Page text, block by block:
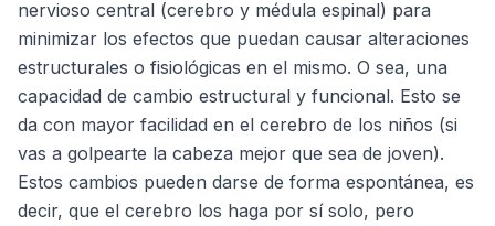
nervioso central (cerebro y médula espinal) para
minimizar los efectos que puedan causar alteraciones
estructurales o fisiológicas en el mismo. O sea, una
capacidad de cambio estructural y funcional. Esto se
da con mayor facilidad en el cerebro de los niños (si
vas a golpearte la cabeza mejor que sea de joven).
Estos cambios pueden darse de forma espontánea, es
decir, que el cerebro los haga por sí solo, pero